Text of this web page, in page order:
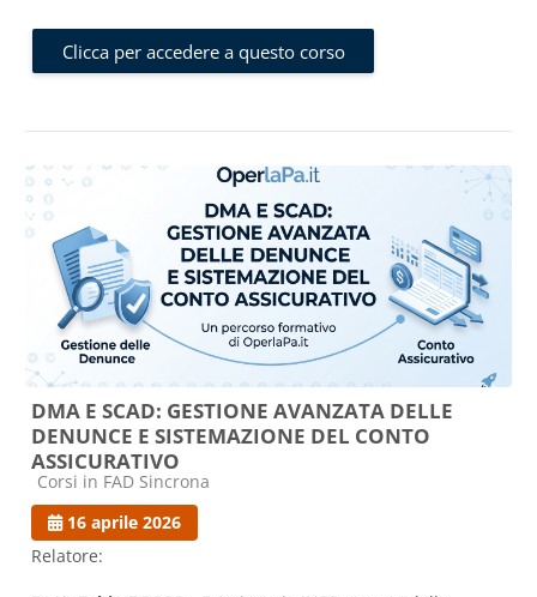
Clicca per accedere a questo corso
DMA E SCAD: GESTIONE AVANZATA DELLE
DENUNCE E SISTEMAZIONE DEL CONTO
ASSICURATIVO
Categoria di corsi
Corsi in FAD Sincrona
16 aprile 2026
Relatore: